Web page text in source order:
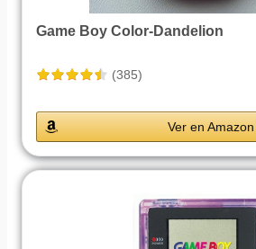
Game Boy Color-Dandelion
(385)
Ver en Amazon